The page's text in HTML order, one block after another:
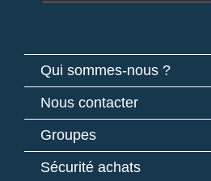
Qui sommes-nous ?
Nous contacter
Groupes
Sécurité achats